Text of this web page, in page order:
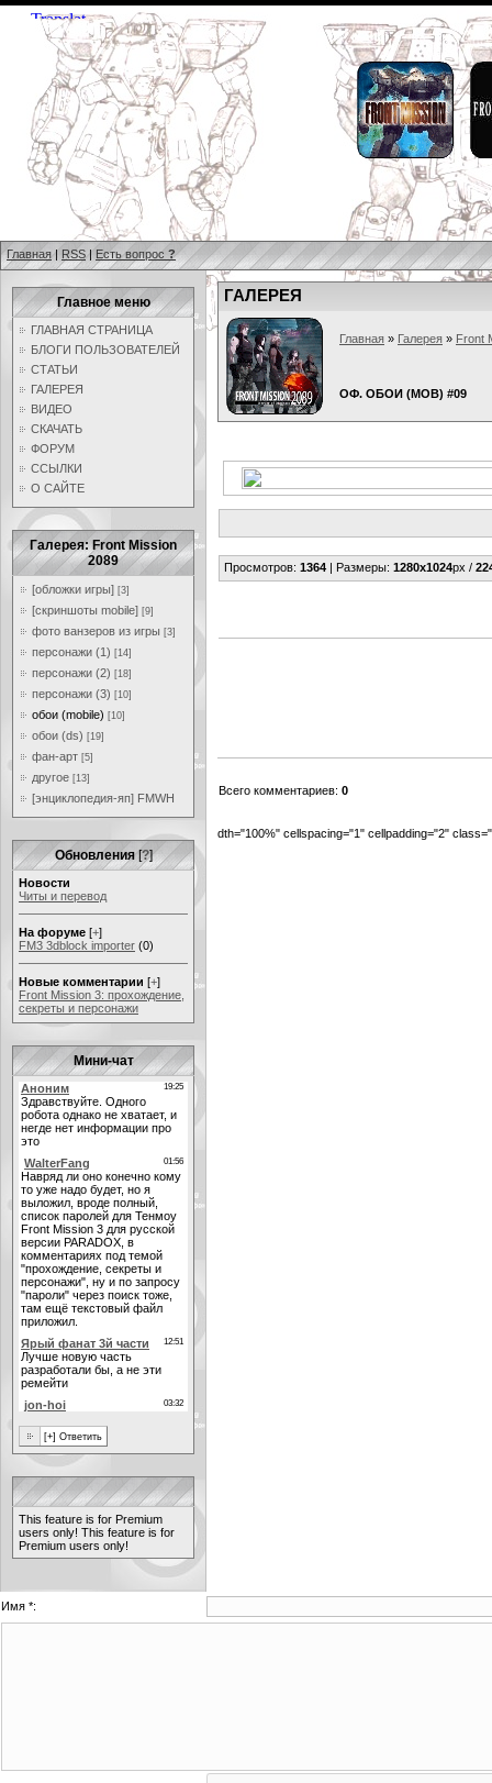
Главная | RSS | Есть вопрос ?
Главное меню
ГЛАВНАЯ СТРАНИЦА
БЛОГИ ПОЛЬЗОВАТЕЛЕЙ
СТАТЬИ
ГАЛЕРЕЯ
ВИДЕО
СКАЧАТЬ
ФОРУМ
ССЫЛКИ
О САЙТЕ
Галерея: Front Mission
2089
[обложки игры] [3]
[скриншоты mobile] [9]
фото ванзеров из игры [3]
персонажи (1) [14]
персонажи (2) [18]
персонажи (3) [10]
обои (mobile) [10]
обои (ds) [19]
фан-арт [5]
другое [13]
[энциклопедия-яп] FMWH
Обновления [?]
Новости
Читы и перевод
На форуме [+]
FM3 3dblock importer (0)
Новые комментарии [+]
Front Mission 3: прохождение,
секреты и персонажи
Мини-чат
This feature is for Premium
users only! This feature is for
Premium users only!
ГАЛЕРЕЯ
Главная » Галерея » Front
ОФ. ОБОИ (MOB) #09
Просмотров: 1364 | Размеры: 1280x1024px /
Всего комментариев: 0
dth="100%" cellspacing="1" cellpadding="2"
Имя *: